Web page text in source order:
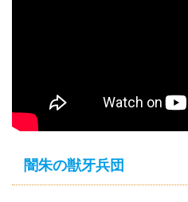
闇朱の獣牙兵団